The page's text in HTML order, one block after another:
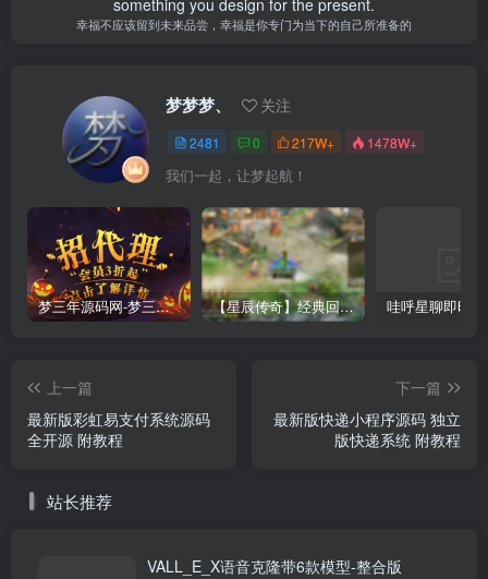
幸福不应该留到未来品尝，幸福是你专门为当下的自己所准备的
梦梦梦、 关注
2481 0 217W+ 1478W+
我们一起，让梦起航！
梦三年源码网-梦三年ym会员代理详情 【星辰传奇】经典回合制手游+安卓端+GM工具+详细搭建教程
上一篇
最新版彩虹易支付系统源码
全开源 附教程
下一篇
最新版快递小程序源码 独立
版快递系统 附教程
站长推荐
VALL_E_X语音克隆带6款模型-整合版